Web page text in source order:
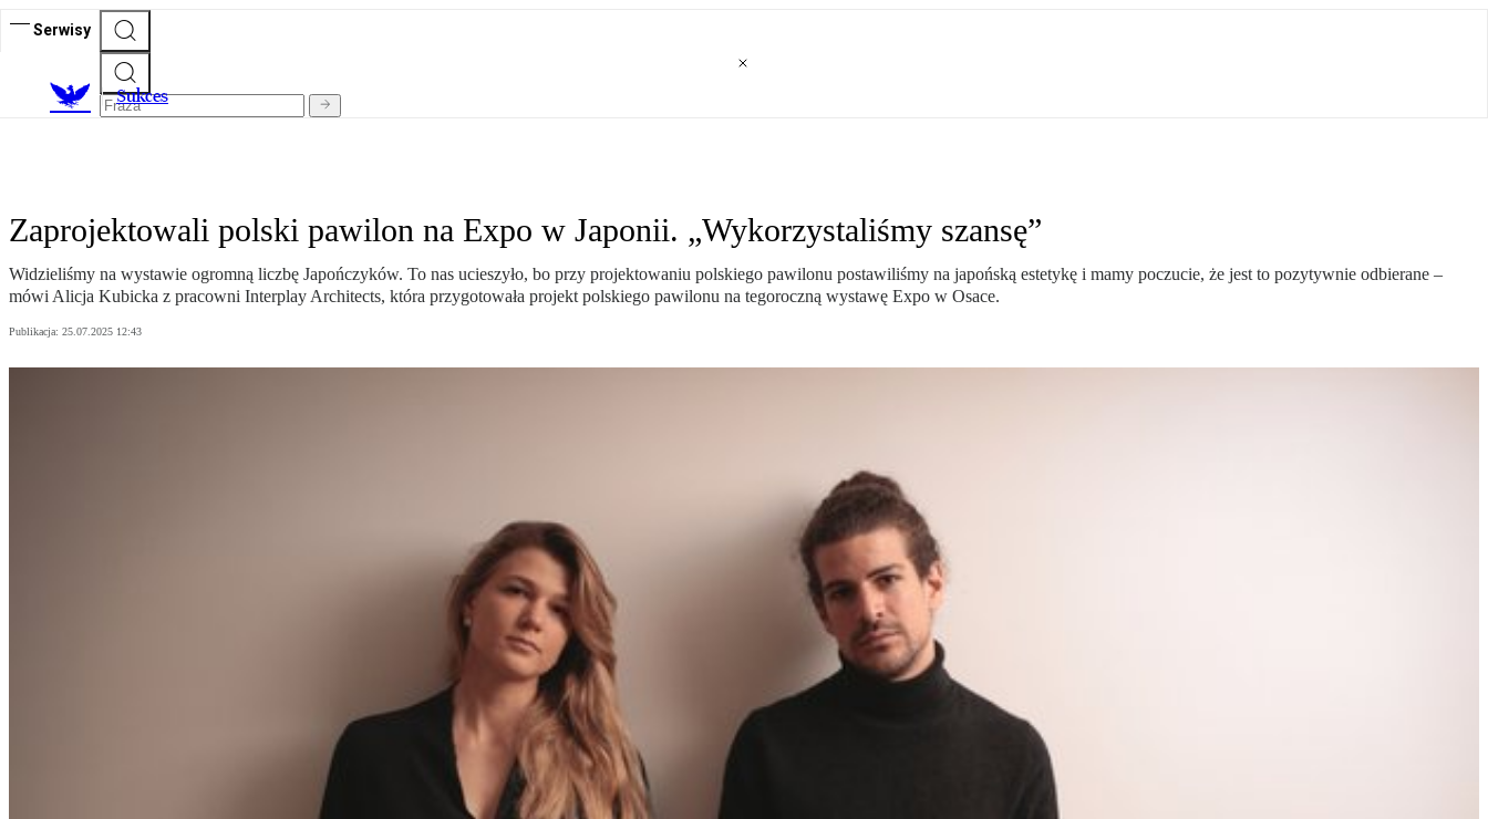
Serwisy
Sukces
Zaprojektowali polski pawilon na Expo w Japonii. „Wykorzystaliśmy szansę”
Widzieliśmy na wystawie ogromną liczbę Japończyków. To nas ucieszyło, bo przy projektowaniu polskiego pawilonu postawiliśmy na japońską estetykę i mamy poczucie, że jest to pozytywnie odbierane –
mówi Alicja Kubicka z pracowni Interplay Architects, która przygotowała projekt polskiego pawilonu na tegoroczną wystawę Expo w Osace.
Publikacja: 25.07.2025 12:43